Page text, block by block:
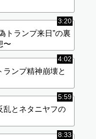
3:20
トランプ来日”の裏
〜
4:02
ンプ精神崩壊と
5:59
乱とネタニヤフの
8:33